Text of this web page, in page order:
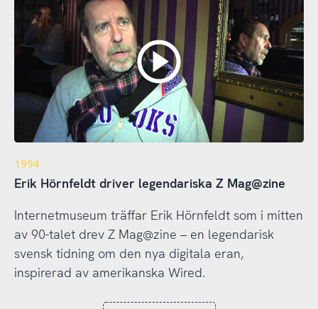
1994
Erik Hörnfeldt driver legendariska Z Mag@zine
Internetmuseum träffar Erik Hörnfeldt som i mitten
av 90-talet drev Z Mag@zine – en legendarisk
svensk tidning om den nya digitala eran,
inspirerad av amerikanska Wired.